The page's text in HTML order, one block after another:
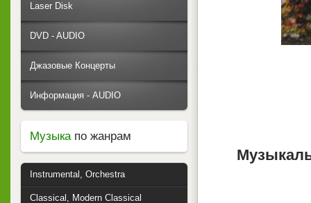
Laser Disk
DVD - AUDIO
Джазовые Концерты
Информация - AUDIO
Музыкапо жанрам
Instrumental, Orchestra
Classical, Modern Classical